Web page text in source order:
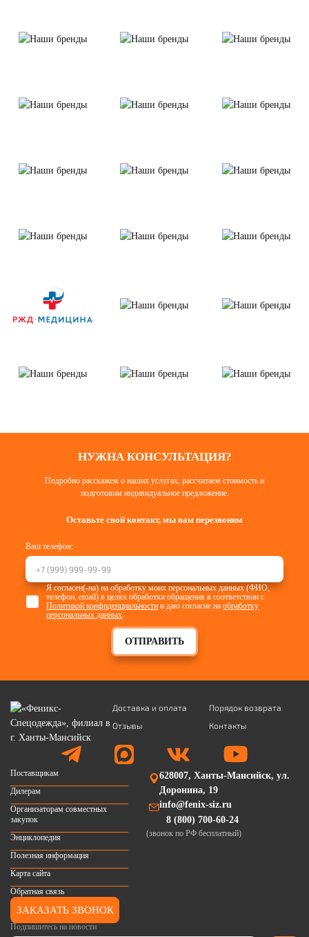
НУЖНА КОНСУЛЬТАЦИЯ?
Подробно расскажем о наших услугах, рассчитаем стоимость и
подготовим индивидуальное предложение.
Оставьте свой контакт, мы вам перезвоним
Ваш телефон:
ОТПРАВИТЬ
Я согласен(-на) на обработку моих персональных данных (ФИО,
телефон, email) в целях обработки обращения в соответствии с
Политикой конфиденциальности и даю согласие наобработку
персональных данных
Доставка и оплата
Порядок возврата
Отзывы
Контакты
Подпишитесь на новости
Поставщикам
Дилерам
Организаторам совместных
закупок
Энциклопедия
Полезная информация
Карта сайта
Обратная связь
628007, Ханты-Мансийск, ул.
Доронина, 19
info@fenix-siz.ru
8 (800) 700-60-24
(звонок по РФ бесплатный)
ЗАКАЗАТЬ ЗВОНОК